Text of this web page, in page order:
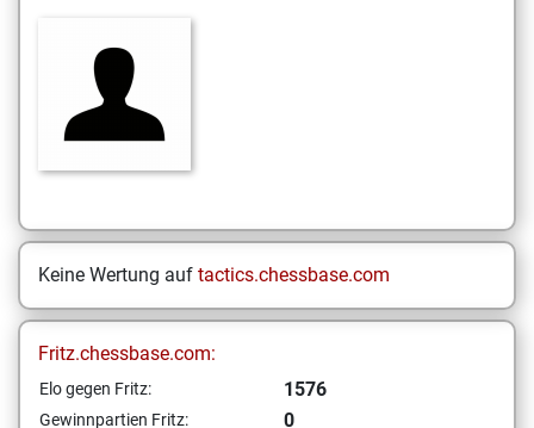
Keine Wertung auf tactics.chessbase.com
Fritz.chessbase.com:
Elo gegen Fritz: 1576
Gewinnpartien Fritz: 0